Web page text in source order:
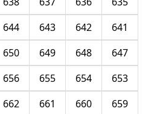
641
642
643
644
647
648
649
650
653
654
655
656
659
660
661
662